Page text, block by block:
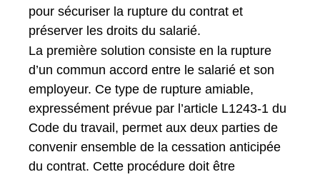
pour sécuriser la rupture du contrat et
préserver les droits du salarié.
La première solution consiste en la rupture
d’un commun accord entre le salarié et son
employeur. Ce type de rupture amiable,
expressément prévue par l’article L1243-1 du
Code du travail, permet aux deux parties de
convenir ensemble de la cessation anticipée
du contrat. Cette procédure doit être